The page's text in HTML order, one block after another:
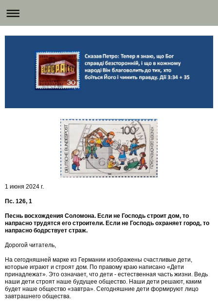
1 июня 2024 г.
Пс. 126, 1
Песнь восхождения Соломона. Если не Господь строит дом, то
напрасно трудятся его строители. Если не Господь охраняет город, то
напрасно бодрствует страж.
Дорогой читатель,
На сегодняшней марке из Германии изображены счастливые дети,
которые играют и строят дом. По правому краю написано «Дети
принадлежат». Это означает, что дети - естественная часть жизни. Ведь
наши дети строят наше будущее общество. Наши дети решают, каким
будет наше общество «завтра». Сегодняшние дети формируют лицо
завтрашнего общества.